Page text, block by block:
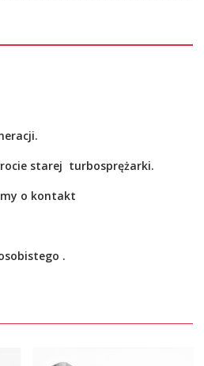
starej turbosprężarki.
o kontakt
.